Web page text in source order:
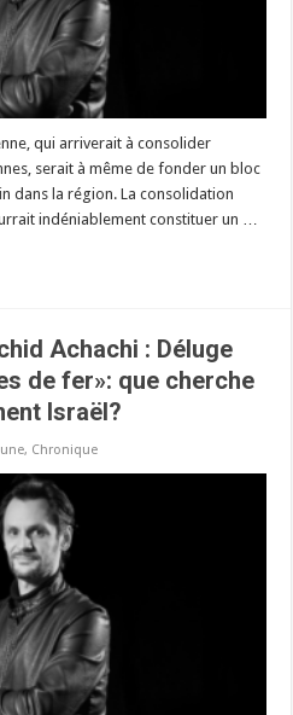
qui arriverait à consolider
serait à même de fonder un bloc
dans la région. La consolidation
indéniablement constituer un …
Achachi : Déluge
de fer»: que cherche
Israël?
, Chronique